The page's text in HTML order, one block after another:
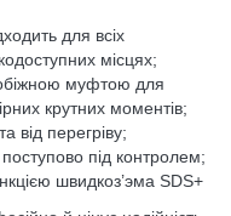
для всіх
місцях;
муфтою для
крутних моментів;
від перегріву;
під контролем;
швидкоз’эма SDS+